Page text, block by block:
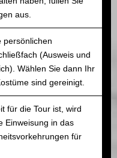
aus.
persönlichen
(Ausweis und
Wählen Sie dann Ihr
sind gereinigt.
für die Tour ist, wird
Einweisung in das
für